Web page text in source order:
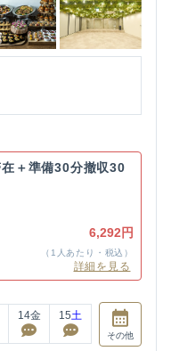
在＋準備30分撤収30
6,292円
（1人あたり・税込）
詳細を見る
14金 15土
その他